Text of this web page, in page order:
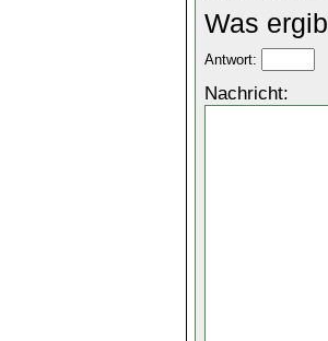
Was
Antwort:
Nachricht: